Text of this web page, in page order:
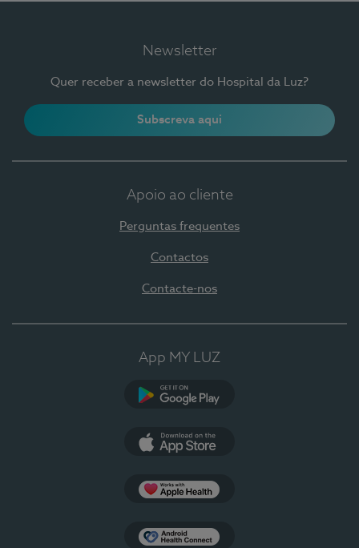
Newsletter
Quer receber a newsletter do Hospital da Luz?
Subscreva aqui
Apoio ao cliente
Perguntas frequentes
Contactos
Contacte-nos
App MY LUZ